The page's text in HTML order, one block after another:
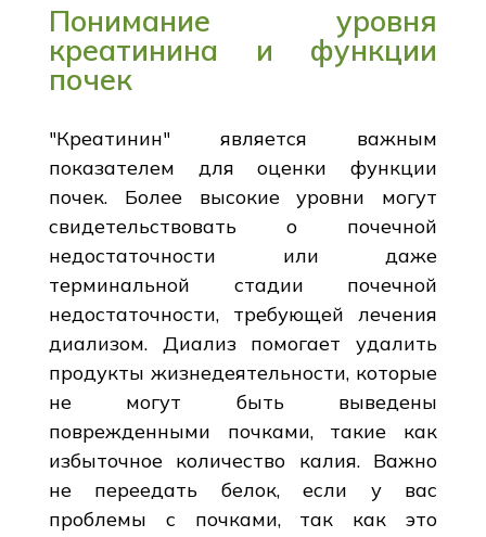
Понимание уровня
креатинина и функции
почек
"Креатинин" является важным
показателем для оценки функции
почек. Более высокие уровни могут
свидетельствовать о почечной
недостаточности или даже
терминальной стадии почечной
недостаточности, требующей лечения
диализом. Диализ помогает удалить
продукты жизнедеятельности, которые
не могут быть выведены
поврежденными почками, такие как
избыточное количество калия. Важно
не переедать белок, если у вас
проблемы с почками, так как это